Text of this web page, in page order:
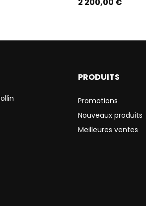
2 200,00 €
PRODUITS
Promotions
Nouveaux produits
Meilleures ventes